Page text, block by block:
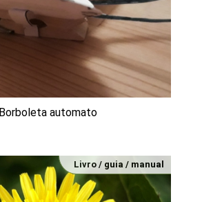
Borboleta automato
Livro / guia / manual